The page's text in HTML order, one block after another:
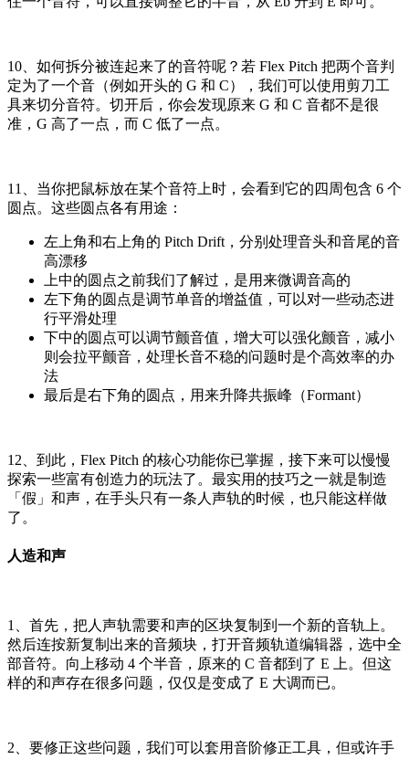
10、如何拆分被连起来了的音符呢？若 Flex Pitch 把两个音判
定为了一个音（例如开头的 G 和 C），我们可以使用剪刀工
具来切分音符。切开后，你会发现原来 G 和 C 音都不是很
准，G 高了一点，而 C 低了一点。
11、当你把鼠标放在某个音符上时，会看到它的四周包含 6 个
圆点。这些圆点各有用途：
左上角和右上角的 Pitch Drift，分别处理音头和音尾的音
高漂移
上中的圆点之前我们了解过，是用来微调音高的
左下角的圆点是调节单音的增益值，可以对一些动态进
行平滑处理
下中的圆点可以调节颤音值，增大可以强化颤音，减小
则会拉平颤音，处理长音不稳的问题时是个高效率的办
法
最后是右下角的圆点，用来升降共振峰（Formant）
12、到此，Flex Pitch 的核心功能你已掌握，接下来可以慢慢
探索一些富有创造力的玩法了。最实用的技巧之一就是制造
「假」和声，在手头只有一条人声轨的时候，也只能这样做
了。
人造和声
1、首先，把人声轨需要和声的区块复制到一个新的音轨上。
然后连按新复制出来的音频块，打开音频轨道编辑器，选中全
部音符。向上移动 4 个半音，原来的 C 音都到了 E 上。但这
样的和声存在很多问题，仅仅是变成了 E 大调而已。
2、要修正这些问题，我们可以套用音阶修正工具，但或许手